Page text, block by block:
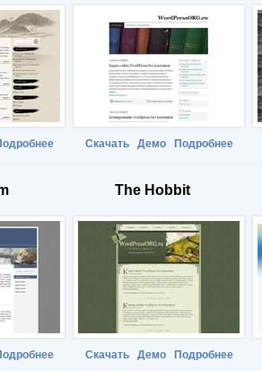
Скачать Демо Подробнее
The Hobbit
Скачать Демо Подробнее